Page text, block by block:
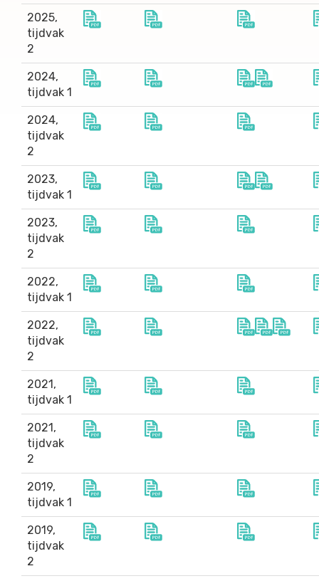
2025,
tijdvak
2
2024,
tijdvak 1
2024,
tijdvak
2
2023,
tijdvak 1
2023,
tijdvak
2
2022,
tijdvak 1
2022,
tijdvak
2
2021,
tijdvak 1
2021,
tijdvak
2
2019,
tijdvak 1
2019,
tijdvak
2